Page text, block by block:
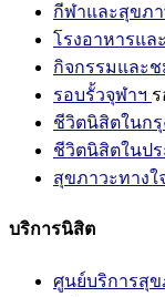
กีฬาและสุขภ
โรงอาหารแล
กิจกรรมและ
รอบรั้วจุฬาฯ
ชีวิตนิสิตในกรุ
ชีวิตนิสิตในปร
สุขภาวะทางใ
บริการนิสิต
ศูนย์บริการสุ